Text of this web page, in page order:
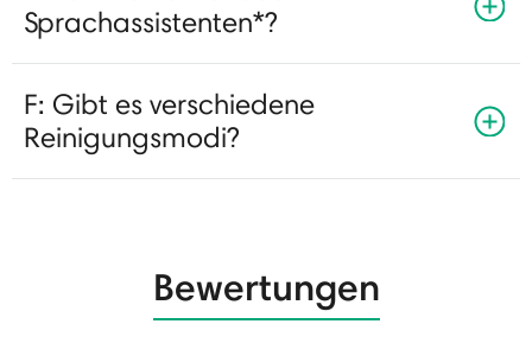
Sprachassistenten*?
F: Gibt es verschiedene
Reinigungsmodi?
Bewertungen